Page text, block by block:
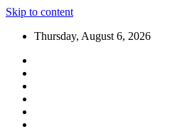
Skip to content
Thursday, August 6, 2026